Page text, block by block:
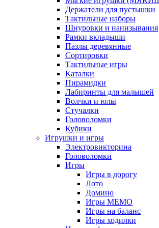
Держатели для пустышки
Тактильные наборы
Шнуровки и нанизывания
Рамки вкладыши
Пазлы деревянные
Сортировки
Тактильные игры
Каталки
Пирамидки
Лабиринты для малышей
Волчки и юлы
Стучалки
Головоломки
Кубики
Игрушки и игры
Электровикторина
Головоломки
Игры
Игры в дорогу
Лото
Домино
Игры МЕМО
Игры на баланс
Игры ходилки